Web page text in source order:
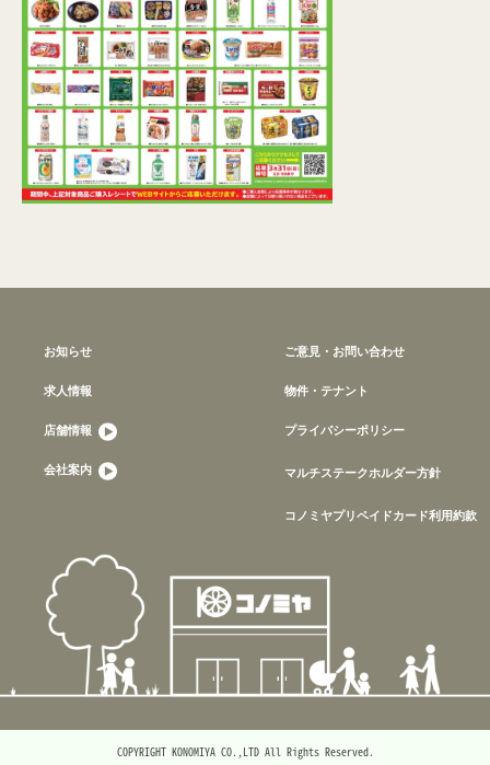
お知らせ
求人情報
店舗情報
会社案内
ご意見・お問い合わせ
物件・テナント
プライバシーポリシー
マルチステークホルダー方針
コノミヤプリペイドカード利用約款
COPYRIGHT KONOMIYA CO.,LTD All Rights Reserved.